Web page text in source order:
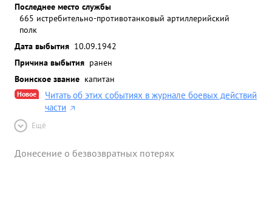
Последнее место службы
665 истребительно-противотанковый артиллерийский
полк
Дата выбытия 10.09.1942
Причина выбытия ранен
Воинское звание капитан
Новое
Читать об этих событиях в журнале боевых действий
части
Ещё
Донесение о безвозвратных потерях